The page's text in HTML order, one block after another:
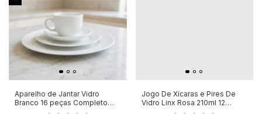
Aparelho de Jantar Vidro
Branco 16 peças Completo
Jogo De Xícaras e Pires De
Vidro Linx Rosa 210ml 12